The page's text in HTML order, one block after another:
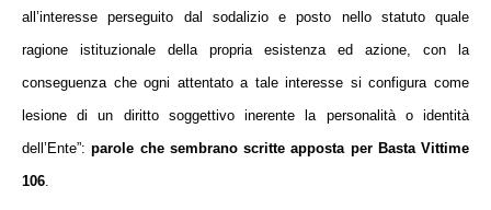
all’interesse perseguito dal sodalizio e posto nello statuto quale
ragione istituzionale della propria esistenza ed azione, con la
conseguenza che ogni attentato a tale interesse si configura come
lesione di un diritto soggettivo inerente la personalità o identità
dell’Ente”:parole che sembrano scritte apposta per Basta Vittime
106.